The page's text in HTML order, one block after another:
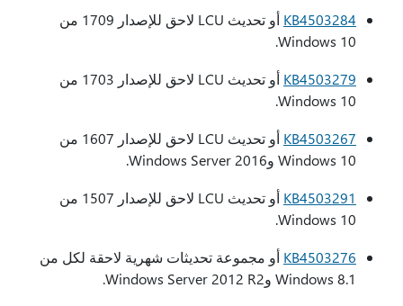
KB4503284
أو تحديث LCU لاحق للإصدار 1709 من
Windows 10.
KB4503279
أو تحديث LCU لاحق للإصدار 1703 من
Windows 10.
KB4503267
أو تحديث LCU لاحق للإصدار 1607 من
Windows 10 وWindows Server 2016.
KB4503291
أو تحديث LCU لاحق للإصدار 1507 من
Windows 10.
KB4503276 أو مجموعة تحديثات شهرية لاحقة لكل من
Windows 8.1 وWindows Server 2012 R2.